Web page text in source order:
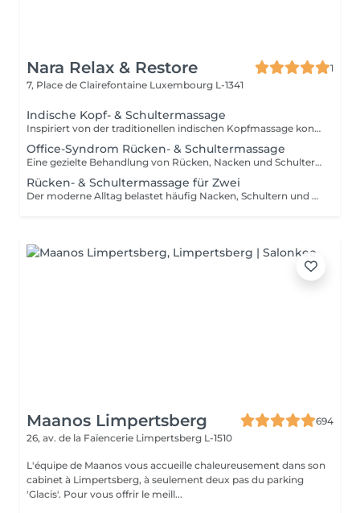
Nara Relax & Restore
1
7, Place de Clairefontaine Luxembourg L-1341
Indische Kopf- & Schultermassage
Inspiriert von der traditionellen indischen Kopfmassage konzentriert sich diese wohltuende Behandlung auf Kopf, Nacken, Schultern, oberen Rücken und Arme. Hochwertiges Arganöl wird sanft in Kopfhaut und Haare einmassiert, während gezielte Massagetechniken Verspannungen lösen, den Geist beruhigen und Haar sowie Kopfhaut neue Vitalität verleihen.
Office-Syndrom Rücken- & Schultermassage
Eine gezielte Behandlung von Rücken, Nacken und Schultern mit einer Kombination aus Hand-, Daumen-, Unterarm- und Ellenbogentechniken. Ideal zur Linderung von Verspannungen, Muskelsteifheit und Beschwerden, die durch langes Sitzen, Bildschirmarbeit oder Alltagsstress entstehen. Die Behandlung hilft dabei, den Oberkörper zu lockern und die Beweglichkeit zu verbessern.
Rücken- & Schultermassage für Zwei
Der moderne Alltag belastet häufig Nacken, Schultern und oberen Rücken. Diese gezielte Behandlung nutzt verschiedene Massagetechniken, um Verspannungen zu lösen, Muskelsteifheit zu reduzieren und das Wohlbefinden im Oberkörper zu fördern. Die ideale Wahl für zwei Personen, die gemeinsam entspannen und dem Alltagsstress entfliehen möchten.
Maanos Limpertsberg
694
26, av. de la Faïencerie Limpertsberg L-1510
L'équipe de Maanos vous accueille chaleureusement dans son
cabinet à Limpertsberg, à seulement deux pas du parking
'Glacis'. Pour vous offrir le meill...